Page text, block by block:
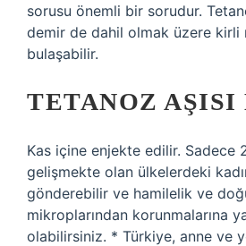
sorusu önemli bir sorudur.
demir de dahil olmak üzere kirli
bulaşabilir.
TETANOZ AŞISI
Kas içine enjekte edilir. Sadece
gelişmekte olan ülkelerdeki
gönderebilir ve hamilelik ve
mikroplarından korunmalarına
olabilirsiniz. * Türkiye, anne ve